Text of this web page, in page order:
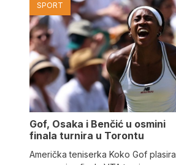
SPORT
Gof, Osaka i Benčić u osmini
finala turnira u Torontu
Američka teniserka Koko Gof